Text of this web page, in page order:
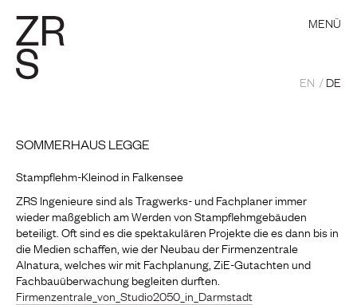
MENÜ
EN DE
SOMMERHAUS LEGGE
Stampflehm-Kleinod in Falkensee
ZRS Ingenieure sind als Tragwerks- und Fachplaner immer
wieder maßgeblich am Werden von Stampflehmgebäuden
beteiligt. Oft sind es die spektakulären Projekte die es dann bis in
die Medien schaffen, wie der Neubau der Firmenzentrale
Alnatura, welches wir mit Fachplanung, ZiE-Gutachten und
Fachbauüberwachung begleiten durften.
Firmenzentrale_von_Studio2050_in_Darmstadt